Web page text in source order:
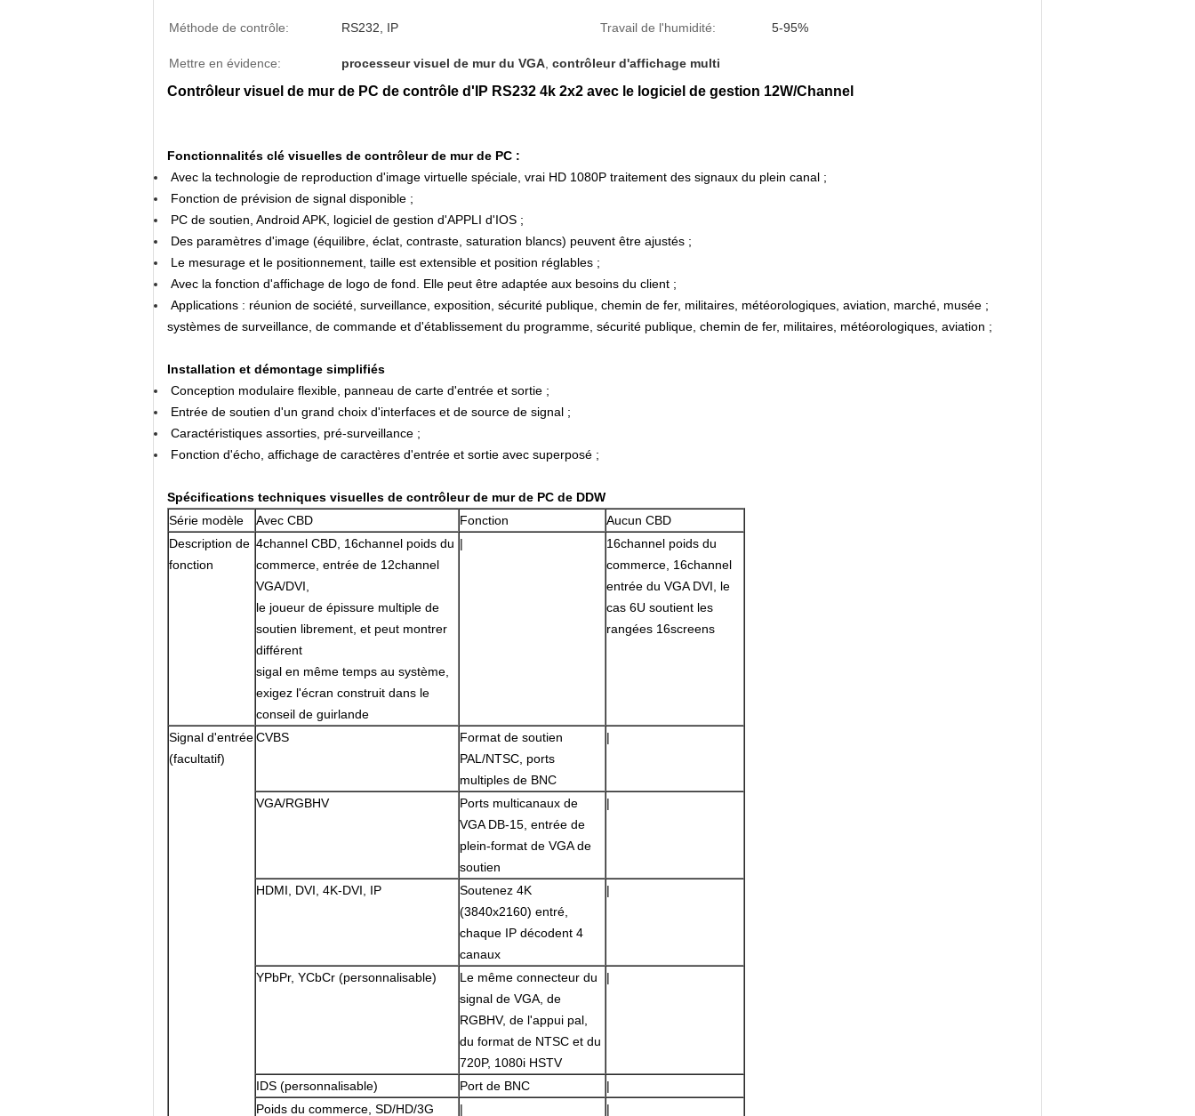
Laisser un message
Nous vous rappellerons bientôt!
Méthode de contrôle: RS232, IP Travail de l'humidité: 5-95%
Mettre en évidence: processeur visuel de mur du VGA contrôleur d'affichage multi
Contrôleur visuel de mur de PC de contrôle d'IP RS232 4k 2x2 avec le logiciel de gestion 12W/Channel
Fonctionnalités clé visuelles de contrôleur de mur de PC :
Avec la technologie de reproduction d'image virtuelle spéciale, vrai HD 1080P traitement des signaux du plein canal ;
Fonction de prévision de signal disponible ;
PC de soutien, Android APK, logiciel de gestion d'APPLI d'IOS ;
Des paramètres d'image (équilibre, éclat, contraste, saturation blancs) peuvent être ajustés ;
Le mesurage et le positionnement, taille est extensible et position réglables ;
Avec la fonction d'affichage de logo de fond. Elle peut être adaptée aux besoins du client ;
Applications : réunion de société, surveillance, exposition, sécurité publique, chemin de fer, militaires, météorologiques, aviation, marché, musée ;
systèmes de surveillance, de commande et d'établissement du programme, sécurité publique, chemin de fer, militaires, météorologiques, aviation ;
Installation et démontage simplifiés
Conception modulaire flexible, panneau de carte d'entrée et sortie ;
Entrée de soutien d'un grand choix d'interfaces et de source de signal ;
Caractéristiques assorties, pré-surveillance ;
Fonction d'écho, affichage de caractères d'entrée et sortie avec superposé ;
Spécifications techniques visuelles de contrôleur de mur de PC de DDW
Série modèle
Avec CBD Fonction
Aucun CBD
Description de
fonction
4channel CBD, 16channel poids du
commerce, entrée de 12channel
VGA/DVI,
le joueur de épissure multiple de
soutien librement, et peut montrer
différent
sigal en même temps au système,
exigez l'écran construit dans le
conseil de guirlande
|
16channel poids du
commerce, 16channel
entrée du VGA DVI, le
cas 6U soutient les
rangées 16screens
Signal d'entrée
(facultatif)
CVBS
Format de soutien
PAL/NTSC, ports
multiples de BNC
|
VGA/RGBHV
Ports multicanaux de
VGA DB-15, entrée de
plein-format de VGA de
soutien
|
HDMI, DVI, 4K-DVI, IP
Soutenez 4K
(3840x2160) entré,
chaque IP décodent 4
canaux
|
YPbPr, YCbCr (personnalisable)
Le même connecteur du
signal de VGA, de
RGBHV, de l'appui pal,
du format de NTSC et du
720P, 1080i HSTV
|
IDS (personnalisable) Port de BNC
|
Poids du commerce, SD/HD/3G
| |